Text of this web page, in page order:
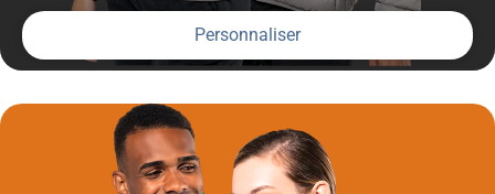
Personnaliser